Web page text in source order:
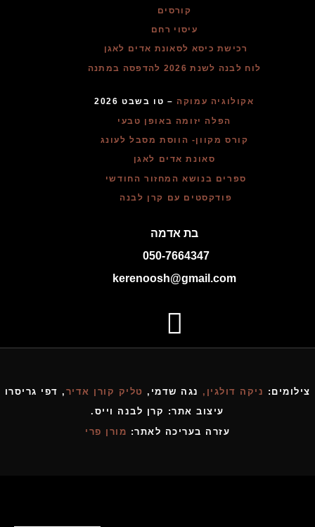
קורסים
עיסוי רחם
רכישת כיסא לסאונת אדים לאגן
לוח לבנה לשנת 2026 להדפסה במתנה
אקולוגיה עמוקה – טו בשבט 2026
הפלה יזומה באופן טבעי
קורס מקוון- הווסת מסבל לעונג
סאונת אדים לאגן
ספרים בנושא המחזור החודשי
פודקסטים עם קרן לבנה
בת אדמה
050-7664347
kerenoosh@gmail.com
צילומים: ניקה דולגין, נגה שדמי, טליק קורן אדיר , דפי גריסרו
עיצוב אתר: קרן לבנה וייס.
עזרה בעריכה לאתר: מורן פרי